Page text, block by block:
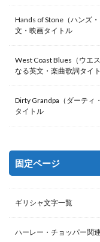
Hands of Stone（ハンズ
文・映画タイトル
West Coast Blues（ウエ
なる英文・楽曲歌詞タイ
Dirty Grandpa（ダーティ
タイトル
固定ページ
ギリシャ文字一覧
ハーレー・チョッパー関